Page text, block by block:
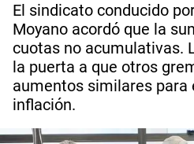
El sindicato conducido
Moyano acordó que la
cuotas no acumulativas.
la puerta a que otros
aumentos similares para
inflación.